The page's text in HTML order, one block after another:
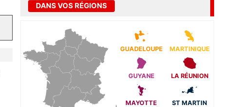
DANS VOS RÉGIONS
GUADELOUPE MARTINIQUE
GUYANE LA RÉUNION
MAYOTTE ST MARTIN